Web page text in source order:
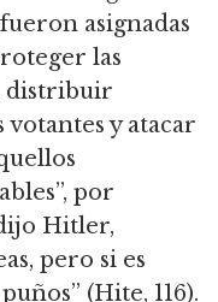
asignadas
las
distribuir
y atacar
por
Hitler,
pero si es
(Hite, 116).